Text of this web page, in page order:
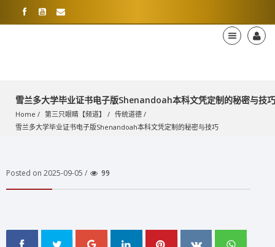
雪兰多大学毕业证书电子版Shenandoah本科文凭定制的秘密与技巧
Home 第三只眼睛【频道】
传统道德
雪兰多大学毕业证书电子版Shenandoah本科文凭定制的秘密与技巧
Posted on 2025-09-05 / 99